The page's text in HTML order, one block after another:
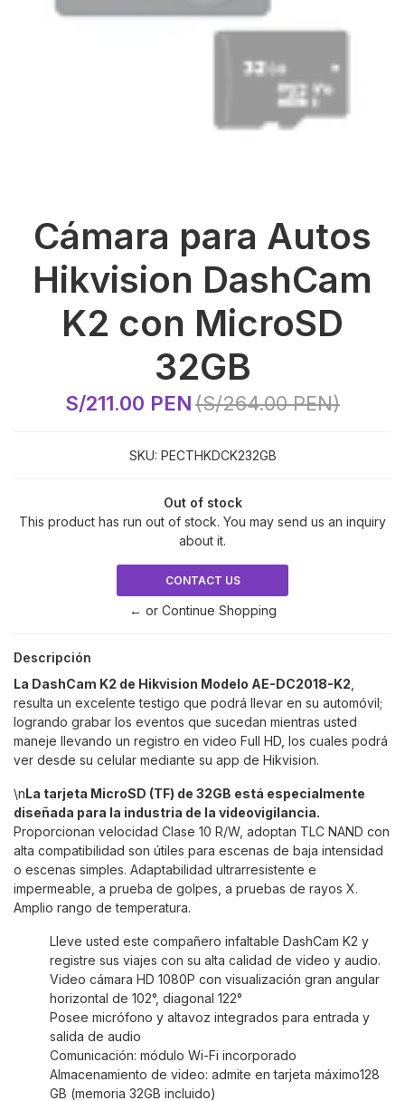
Cámara para Autos
Hikvision DashCam
K2 con MicroSD
32GB
S/211.00 PEN(S/264.00 PEN)
SKU: PECTHKDCK232GB
Out of stock
This product has run out of stock. You may send us an inquiry
about it.
CONTACT US
← or Continue Shopping
Descripción
La DashCam K2 de Hikvision Modelo AE-DC2018-K2
resulta un excelente testigo que podrá llevar en su automóvil;
logrando grabar los eventos que sucedan mientras usted
maneje llevando un registro en video Full HD, los cuales podrá
ver desde su celular mediante su app de Hikvision.
\nLa tarjeta MicroSD (TF) de 32GB está especialmente
diseñada para la industria de la videovigilancia.
Proporcionan velocidad Clase 10 R/W, adoptan TLC NAND con
alta compatibilidad son útiles para escenas de baja intensidad
o escenas simples. Adaptabilidad ultrarresistente e
impermeable, a prueba de golpes, a pruebas de rayos X.
Amplio rango de temperatura.
Lleve usted este compañero infaltable DashCam K2 y
registre sus viajes con su alta calidad de video y audio.
Video cámara HD 1080P con visualización gran angular
horizontal de 102°, diagonal 122°
Posee micrófono y altavoz integrados para entrada y
salida de audio
Comunicación: módulo Wi-Fi incorporado
Almacenamiento de video: admite en tarjeta máximo128
GB (memoria 32GB incluido)